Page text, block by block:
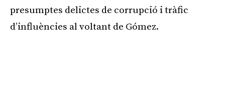
presumptes delictes de corrupció i tràfic
d’influències al voltant de Gómez.